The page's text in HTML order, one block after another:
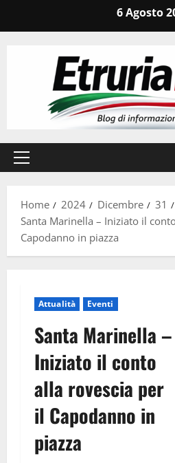
6 Agosto
Menu
Home
2024 Dicembre
31
Santa Marinella – Iniziato il
Capodanno in piazza
Attualità Eventi
Santa Marinella –
Iniziato il conto
alla rovescia per
il Capodanno in
piazza